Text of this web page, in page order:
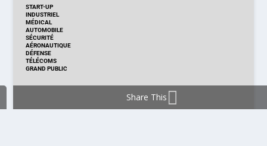
START-UP
INDUSTRIEL
MÉDICAL
AUTOMOBILE
SÉCURITÉ
AÉRONAUTIQUE
DÉFENSE
TÉLÉCOMS
GRAND PUBLIC
Share This